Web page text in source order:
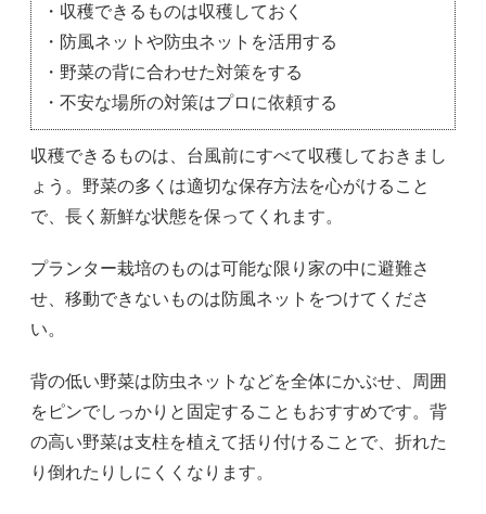
・収穫できるものは収穫しておく
・防風ネットや防虫ネットを活用する
・野菜の背に合わせた対策をする
・不安な場所の対策はプロに依頼する
収穫できるものは、台風前にすべて収穫しておきまし
ょう。野菜の多くは適切な保存方法を心がけること
で、長く新鮮な状態を保ってくれます。
プランター栽培のものは可能な限り家の中に避難さ
せ、移動できないものは防風ネットをつけてくださ
い。
背の低い野菜は防虫ネットなどを全体にかぶせ、周囲
をピンでしっかりと固定することもおすすめです。背
の高い野菜は支柱を植えて括り付けることで、折れた
り倒れたりしにくくなります。